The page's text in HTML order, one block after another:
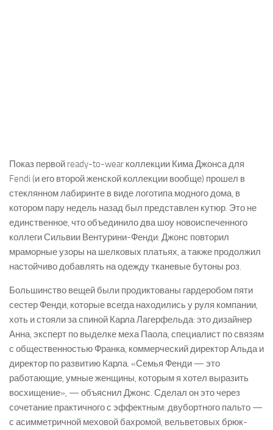
Показ первой ready-to-wear коллекции Кима Джонса для
Fendi (и его второй женской коллекции вообще) прошел в
стеклянном лабиринте в виде логотипа модного дома, в
котором пару недель назад был представлен кутюр. Это не
единственное, что объединило два шоу новоиспеченного
коллеги Сильвии Вентурини-Фенди: Джонс повторил
мраморные узоры на шелковых платьях, а также продолжил
настойчиво добавлять на одежду тканевые бутоны роз.
Большинство вещей были продиктованы гардеробом пяти
сестер Фенди, которые всегда находились у руля компании,
хоть и стояли за спиной Карла Лагерфельда: это дизайнер
Анна, эксперт по выделке меха Паола, специалист по связям
с общественностью Франка, коммерческий директор Альда и
директор по развитию Карла. «Семья Фенди — это
работающие, умные женщины, которым я хотел выразить
восхищение», — объяснил Джонс. Сделал он это через
сочетание практичного с эффектным: двубортного пальто —
с асимметричной меховой бахромой, вельветовых брюк-